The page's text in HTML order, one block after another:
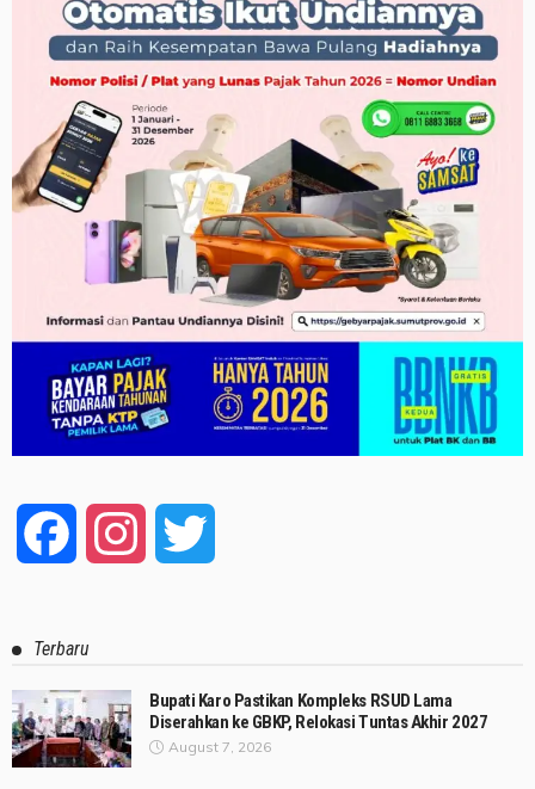
Facebook Instagram
Terbaru
Bupati Karo Pastikan Kompleks RSUD Lama
Diserahkan ke GBKP, Relokasi Tuntas Akhir 2027
August 7, 2026